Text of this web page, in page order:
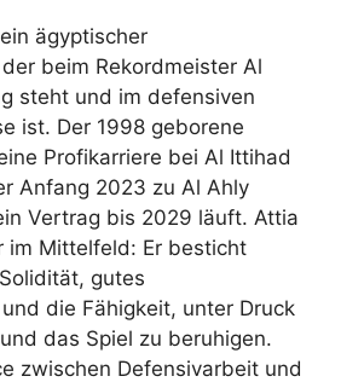
ägyptischer
beim Rekordmeister Al
steht und im defensiven
ist. Der 1998 geborene
Profikarriere bei Al Ittihad
Anfang 2023 zu Al Ahly
Vertrag bis 2029 läuft. Attia
im Mittelfeld: Er besticht
gutes
die Fähigkeit, unter Druck
das Spiel zu beruhigen.
zwischen Defensivarbeit und